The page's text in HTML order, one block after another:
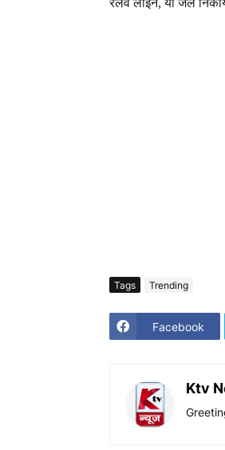
रेलवे लाइन, या जल
Tags Trending
Facebook
Ktv